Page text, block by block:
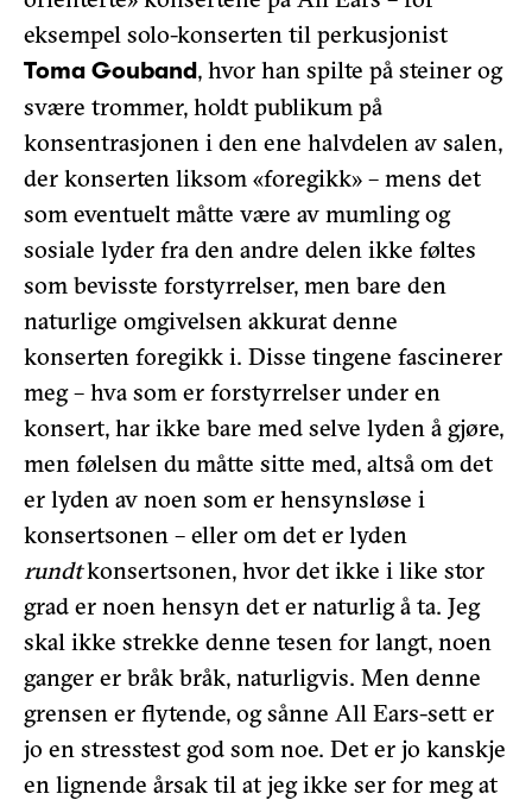
eksempel solo-konserten til perkusjonist
Toma Gouband, hvor han spilte på steiner og
svære trommer, holdt publikum på
konsentrasjonen i den ene halvdelen av salen,
der konserten liksom «foregikk» – mens det
som eventuelt måtte være av mumling og
sosiale lyder fra den andre delen ikke føltes
som bevisste forstyrrelser, men bare den
naturlige omgivelsen akkurat denne
konserten foregikk i. Disse tingene fascinerer
meg – hva som er forstyrrelser under en
konsert, har ikke bare med selve lyden å gjøre,
men følelsen du måtte sitte med, altså om det
er lyden av noen som er hensynsløse i
konsertsonen – eller om det er lyden
rundtkonsertsonen, hvor det ikke i like stor
grad er noen hensyn det er naturlig å ta. Jeg
skal ikke strekke denne tesen for langt, noen
ganger er bråk bråk, naturligvis. Men denne
grensen er flytende, og sånne All Ears-sett er
jo en stresstest god som noe. Det er jo kanskje
en lignende årsak til at jeg ikke ser for meg at